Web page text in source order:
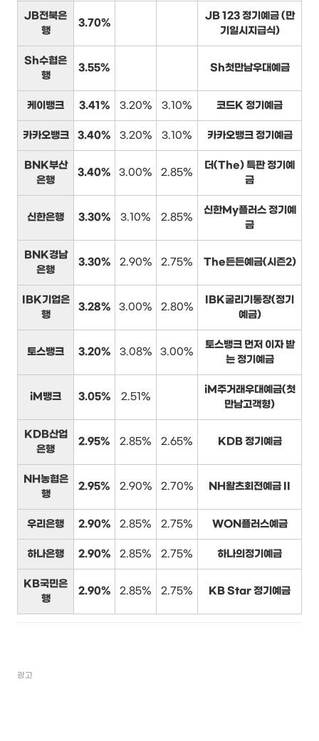
JB전북은
행
3.70%
JB 123 정기예금 (만
기일시지급식)
Sh수협은
행
3.55% Sh첫만남우대예금
케이뱅크 3.41% 3.20% 3.10% 코드K 정기예금
카카오뱅크 3.40% 3.20% 3.10% 카카오뱅크 정기예금
BNK부산
은행
3.40% 3.00% 2.85%
더(The) 특판 정기예
금
신한은행 3.30% 3.10% 2.85%
신한My플러스 정기예
금
BNK경남
은행
3.30% 2.90% 2.75% The든든예금(시즌2)
IBK기업은
행
3.28% 3.00% 2.80%
IBK굴리기통장(정기
예금)
토스뱅크 3.20% 3.08% 3.00%
토스뱅크 먼저 이자 받
는 정기예금
iM뱅크 3.05% 2.51%
iM주거래우대예금(첫
만남고객형)
KDB산업
은행
2.95% 2.85% 2.65% KDB 정기예금
NH농협은
행
2.95% 2.90% 2.70% NH왈츠회전예금 II
우리은행 2.90% 2.85% 2.75% WON플러스예금
하나은행 2.90% 2.85% 2.75% 하나의정기예금
KB국민은
행
2.90% 2.85% 2.75% KB Star 정기예금
광고